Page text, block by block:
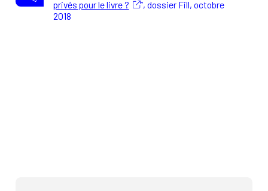
privés pour le livre ?
”, dossier Fill, octobre
2018